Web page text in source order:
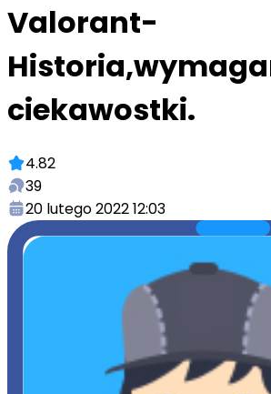
Valorant-
ciekawostki.
4.82
39
20 lutego 2022 12:03